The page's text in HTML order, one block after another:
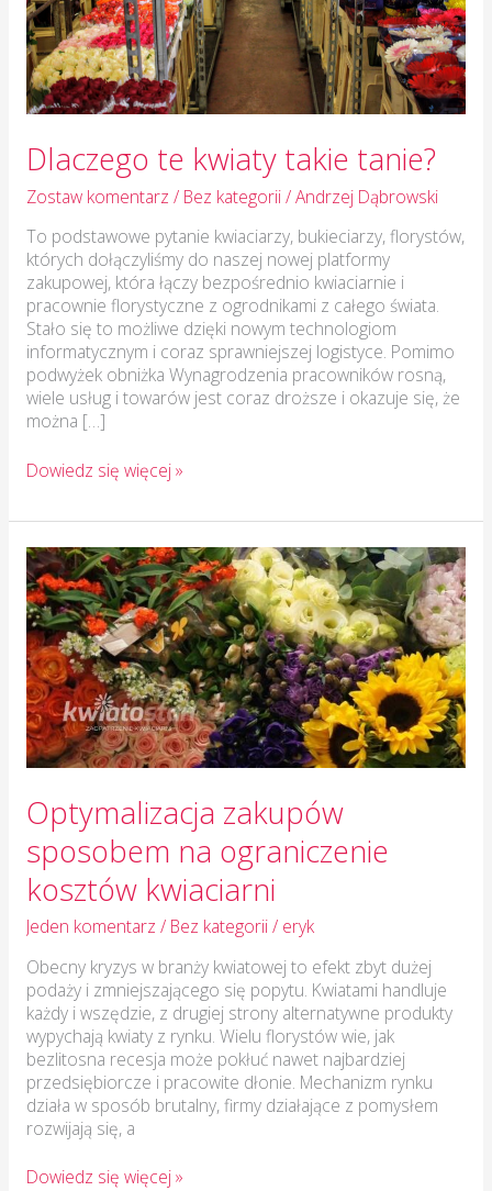
Dlaczego te kwiaty takie tanie?
Zostaw komentarz / Bez kategorii/Andrzej Dąbrowski
To podstawowe pytanie kwiaciarzy, bukieciarzy, florystów,
których dołączyliśmy do naszej nowej platformy
zakupowej, która łączy bezpośrednio kwiaciarnie i
pracownie florystyczne z ogrodnikami z całego świata.
Stało się to możliwe dzięki nowym technologiom
informatycznym i coraz sprawniejszej logistyce. Pomimo
podwyżek obniżka Wynagrodzenia pracowników rosną,
wiele usług i towarów jest coraz droższe i okazuje się, że
można […]
Dowiedz się więcej »
Optymalizacja zakupów
sposobem na ograniczenie
kosztów kwiaciarni
Jeden komentarz / Bez kategorii/ eryk
Obecny kryzys w branży kwiatowej to efekt zbyt dużej
podaży i zmniejszającego się popytu. Kwiatami handluje
każdy i wszędzie, z drugiej strony alternatywne produkty
wypychają kwiaty z rynku. Wielu florystów wie, jak
bezlitosna recesja może pokłuć nawet najbardziej
przedsiębiorcze i pracowite dłonie. Mechanizm rynku
działa w sposób brutalny, firmy działające z pomysłem
rozwijają się, a
Optymalizacja
zakupów
sposobem
na
ograniczenie
kosztów
kwiaciarni
Dowiedz się więcej »